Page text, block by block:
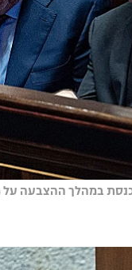
במהלך ההצבעה על